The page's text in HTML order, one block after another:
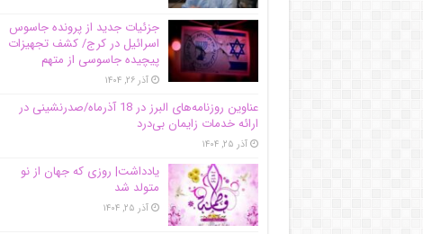
جزئیات جدید از پرونده جاسوس
اسرائیل در کرج/‌ کشف تجهیزات
پیچیده جاسوسی از متهم
آذر ۲۶, ۱۴۰۴
عناوین روزنامه‌های البرز در ‌18 آذرماه/صدرنشینی در
ارائه خدمات زایمان بی‌درد
آذر ۲۵, ۱۴۰۴
یادداشت| روزی که جهان از نو
متولد شد
آذر ۲۵, ۱۴۰۴